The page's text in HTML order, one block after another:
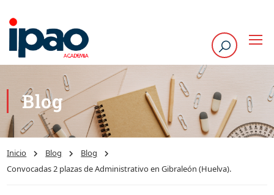
Blog
Inicio Blog
Blog
Convocadas 2 plazas de Administrativo en Gibraleón (Huelva).